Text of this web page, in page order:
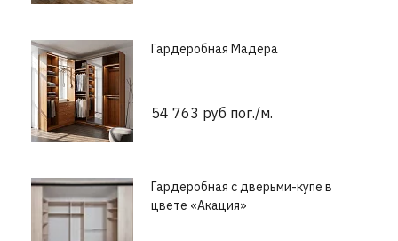
Гардеробная Мадера
54 763 руб пог./м.
Гардеробная с дверьми-купе в
цвете «Акация»